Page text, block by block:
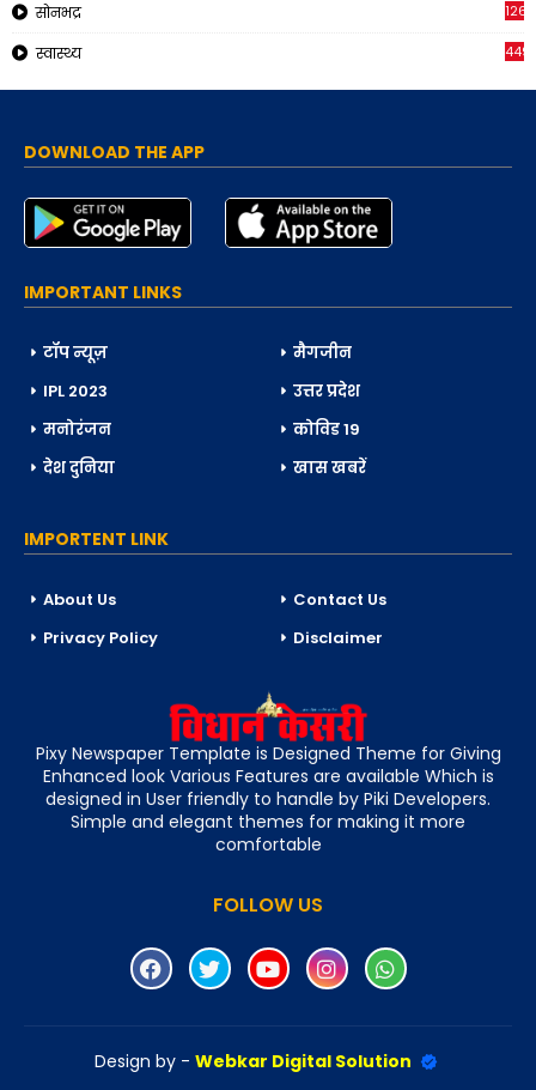
सोनभद्र 1266
स्वास्थ्य 449
DOWNLOAD THE APP
IMPORTANT LINKS
टॉप न्यूज़
मैगजीन
IPL 2023
उत्तर प्रदेश
मनोरंजन
कोविड 19
देश दुनिया
खास खबरें
IMPORTENT LINK
About Us
Contact Us
Privacy Policy
Disclaimer
Pixy Newspaper Template is Designed Theme for Giving
Enhanced look Various Features are available Which is
designed in User friendly to handle by Piki Developers.
Simple and elegant themes for making it more
comfortable
FOLLOW US
Design by - Webkar Digital Solution